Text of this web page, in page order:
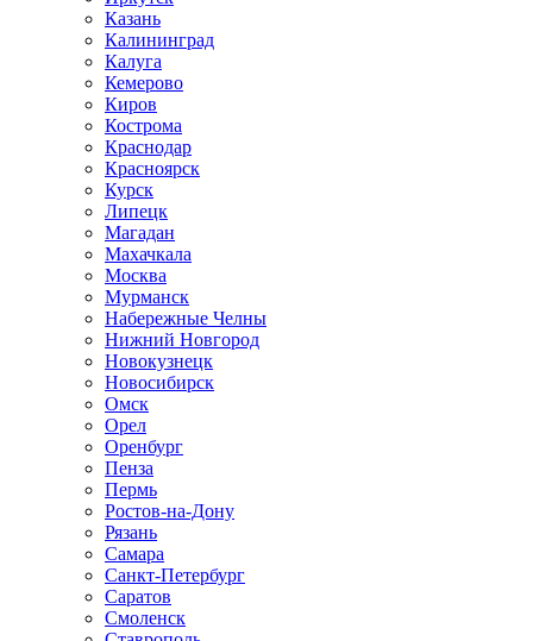
Казань
Калининград
Калуга
Кемерово
Киров
Кострома
Краснодар
Красноярск
Курск
Липецк
Магадан
Махачкала
Москва
Мурманск
Набережные Челны
Нижний Новгород
Новокузнецк
Новосибирск
Омск
Орел
Оренбург
Пенза
Пермь
Ростов-на-Дону
Рязань
Самара
Санкт-Петербург
Саратов
Смоленск